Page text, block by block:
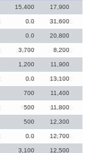
15,400 17,900
0.0 31,600
0.0 20,800
3,700 8,200
1,200 11,900
0.0 13,100
700 11,400
500 11,800
500 12,300
0.0 12,700
3,100 12,500